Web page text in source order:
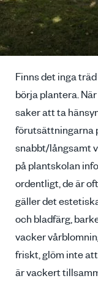
Finns det inga
börja plantera.
saker att ta
förutsättningarna
snabbt/långsamt
på plantskolan
ordentligt, de är
gäller det
och bladfärg,
vacker
friskt, glöm inte
är vackert